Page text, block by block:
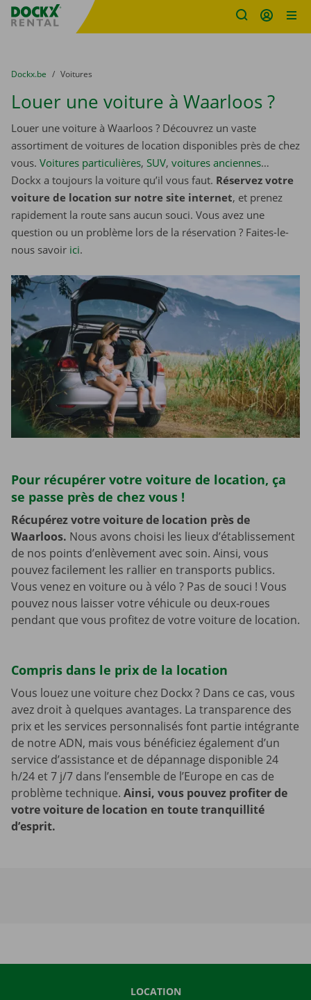
sitename
You are here:
du
Dockx.be to
Voitures
Louer une voiture à Waarloos ?
Louer une voiture à Waarloos ? Découvrez un vaste
assortiment de voitures de location disponibles près de chez
vous. Voitures particulières, SUV, voitures anciennes…
Dockx a toujours la voiture qu’il vous faut. Réservez votre
voiture de location sur notre site internet, et prenez
rapidement la route sans aucun souci. Vous avez une
question ou un problème lors de la réservation ? Faites-le-
nous savoir ici.
Pour récupérer votre voiture de location, ça
se passe près de chez vous !
Récupérez votre voiture de location près de
Waarloos. Nous avons choisi les lieux d’établissement
de nos points d’enlèvement avec soin. Ainsi, vous
pouvez facilement les rallier en transports publics.
Vous venez en voiture ou à vélo ? Pas de souci ! Vous
pouvez nous laisser votre véhicule ou deux-roues
pendant que vous profitez de votre voiture de location.
Compris dans le prix de la location
Vous louez une voiture chez Dockx ? Dans ce cas, vous
avez droit à quelques avantages. La transparence des
prix et les services personnalisés font partie intégrante
de notre ADN, mais vous bénéficiez également d’un
service d’assistance et de dépannage disponible 24
h/24 et 7 j/7 dans l’ensemble de l’Europe en cas de
problème technique. Ainsi, vous pouvez profiter de
votre voiture de location en toute tranquillité
d’esprit.
LOCATION